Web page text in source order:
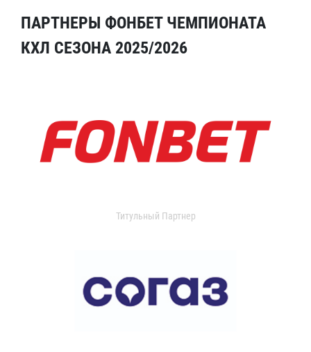
ПАРТНЕРЫ ФОНБЕТ ЧЕМПИОНАТА
КХЛ СЕЗОНА 2025/2026
Титульный Партнер